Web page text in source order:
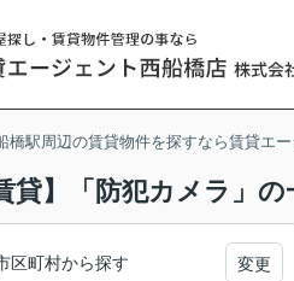
橋駅周辺の賃貸物件を探すなら賃貸エ
貸】「防犯カメラ」の
区町村から探す 変更